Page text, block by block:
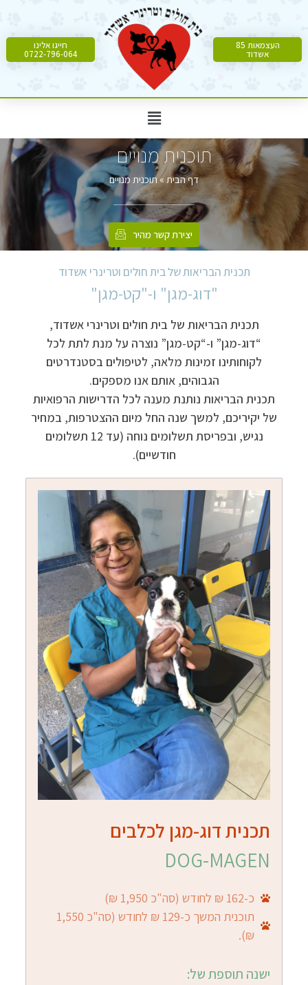
העצמאות 85
אשדוד
חייגו אלינו
0722-796-064
תוכנית מנויים
דף הבית»תוכנית מנויים
יצירת קשר מהיר
תכנית הבריאות של בית חולים וטרינרי אשדוד
"דוג-מגן" ו-"קט-מגן"
תכנית הבריאות של בית חולים וטרינרי אשדוד,
“דוג-מגן” ו-“קט-מגן” נוצרה על מנת לתת לכל
לקוחותינו זמינות מלאה, לטיפולים בסטנדרטים
הגבוהים, אותם אנו מספקים.
תכנית הבריאות נותנת מענה לכל הדרישות הרפואיות
של יקיריכם, למשך שנה החל מיום ההצטרפות, במחיר
נגיש, ובפריסת תשלומים נוחה (עד 12 תשלומים
חודשיים).
תכנית דוג-מגן לכלבים
DOG-MAGEN
כ-162 ₪ לחודש (סה"כ 1,950 ₪)
תוכנית המשך כ-129 ₪ לחודש (סה"כ 1,550
₪).
ישנה תוספת של: